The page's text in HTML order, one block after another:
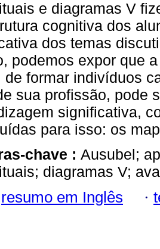
e diagramas V
cognitiva dos
dos temas
podemos expor que
de formar indivíduos
sua profissão, pode
significativa,
para isso: os
chave : Ausubel;
diagramas V;
resumo em Inglês ·